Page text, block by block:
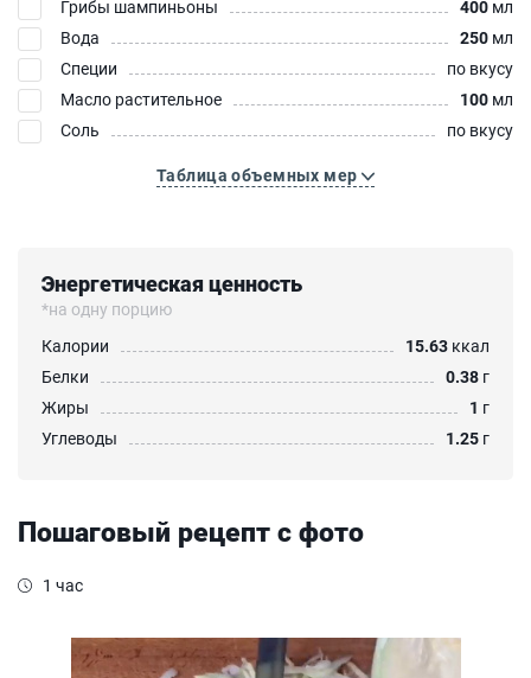
Грибы шампиньоны
400 мл
Вода
250 мл
Специи
по вкусу
Масло растительное
100 мл
Соль
по вкусу
Таблица объемных мер
Энергетическая ценность
*на одну порцию
Калории
15.63 ккал
Белки
0.38 г
Жиры
1 г
Углеводы
1.25 г
Пошаговый рецепт с фото
1 час